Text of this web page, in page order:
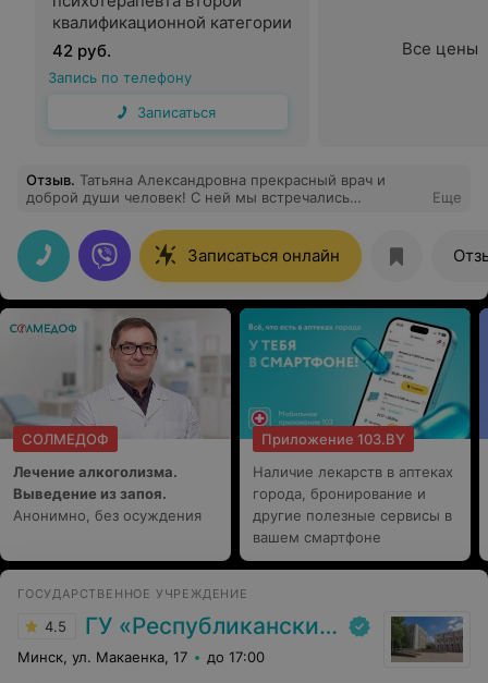
квалификационной категории
42 руб.
Запись по телефону
Записаться
Все цены
Отзыв. Татьяна Александровна прекрасный врач и
доброй души человек! С ней мы встречались
рассказывала и консультировать по любому вопросу!
Замечательный врач, внимательная! Человек на своём
месте! Огромное родительское СПАСИБО!!!
Еще
Записаться онлайн
СОЛМЕДОФ
Лечение алкоголизма.
Выведение из запоя.
Анонимно, без осуждения
Приложение 103.BY
Наличие лекарств в аптеках
города, бронирование и
другие полезные сервисы в
вашем смартфоне
ГОСУДАРСТВЕННОЕ УЧРЕЖДЕНИЕ
4.5 ГУ «Республиканский научно-практический центр медицинской экспертизы и реабилитаци»
Минск, ул. Макаенка, 17 до 17:00